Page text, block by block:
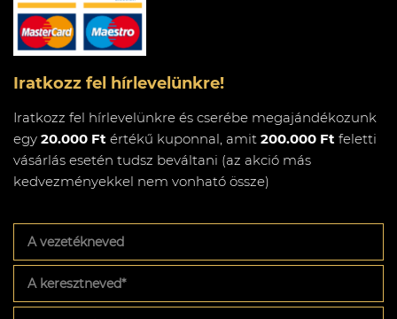
Iratkozz fel hírlevelünkre!
Iratkozz fel hírlevelünkre és cserébe megajándékozunk
egy 20.000 Ft értékű kuponnal, amit 200.000 Ft feletti
vásárlás esetén tudsz beváltani (az akció más
kedvezményekkel nem vonható össze)
vezetékneved
keresztneved*